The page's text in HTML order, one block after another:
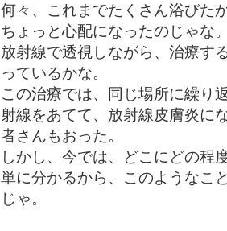
何々、これまでたくさん浴びた
ちょっと心配になったのじゃな
放射線で透視しながら、治療す
っているかな。
この治療では、同じ場所に繰り
射線をあてて、放射線皮膚炎に
者さんもおった。
しかし、今では、どこにどの程
単に分かるから、このようなこ
じゃ。